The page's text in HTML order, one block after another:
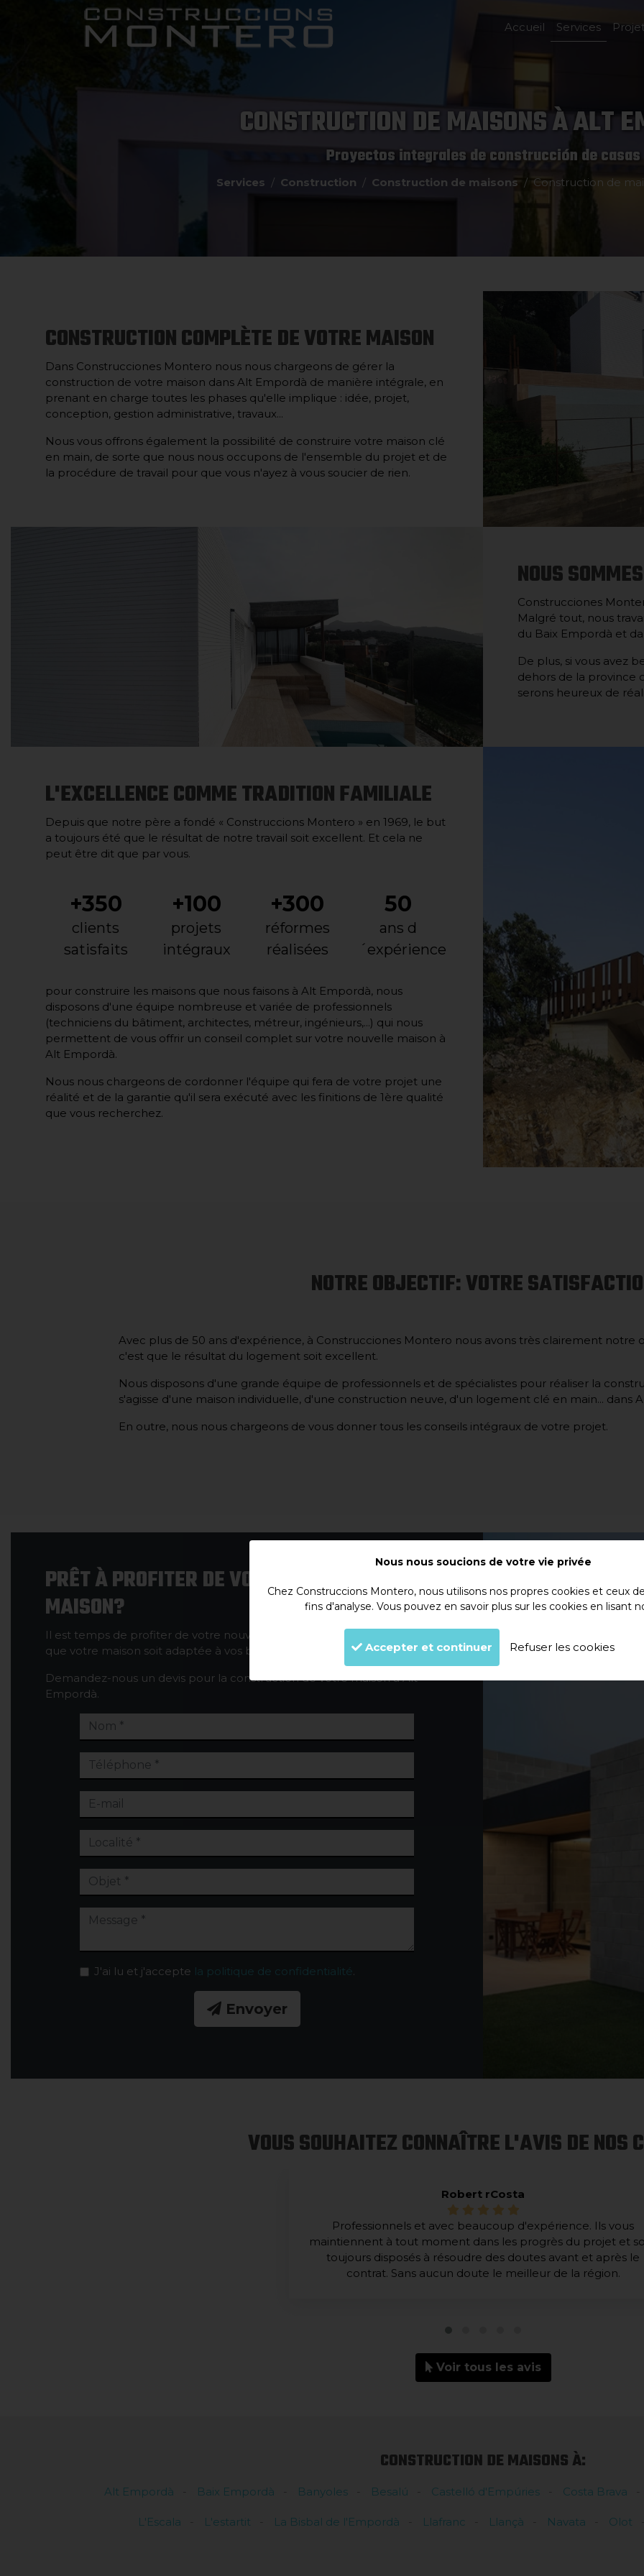
Accueil Services
CONSTRUCTION DE MAISONS À ALT
Proyectos integrales de construcción de casas
Services Construction Construction de maisons Construction de
CONSTRUCTION COMPLÈTE DE VOTRE MAISON
Dans Construcciones Montero nous nous chargeons de gérer la
construction de votre maison dans Alt Empordà de manière intégrale, en
prenant en charge toutes les phases qu'elle implique : idée, projet,
conception, gestion administrative, travaux...
Nous vous offrons également la possibilité de construire votre maison clé
en main, de sorte que nous nous occupons de l'ensemble du projet et de
la procédure de travail pour que vous n'ayez à vous soucier de rien.
NOUS
Construcciones
Malgré tout, nous
du Baix Empordà et
De plus, si vous avez
dehors de la province
serons heureux de
L'EXCELLENCE COMME TRADITION FAMILIALE
Depuis que notre père a fondé « Construccions Montero » en 1969, le but
a toujours été que le résultat de notre travail soit excellent. Et cela ne
peut être dit que par vous.
+350
clients
satisfaits
+100
projets
intégraux
+300
réformes
réalisées
50
ans d
´expérience
pour construire les maisons que nous faisons à Alt Empordà, nous
disposons d'une équipe nombreuse et variée de professionnels
(techniciens du bâtiment, architectes, métreur, ingénieurs,...) qui nous
permettent de vous offrir un conseil complet sur votre nouvelle maison à
Alt Empordà.
Nous nous chargeons de cordonner l'équipe qui fera de votre projet une
réalité et de la garantie qu'il sera exécuté avec les finitions de 1ère qualité
que vous recherchez.
NOTRE OBJECTIF: VOTRE
Avec plus de 50 ans d'expérience, à Construcciones Montero nous avons très clairement notre
c'est que le résultat du logement soit excellent.
Nous disposons d'une grande équipe de professionnels et de spécialistes pour réaliser la
s'agisse d'une maison individuelle, d'une construction neuve, d'un logement clé en main... dans
En outre, nous nous chargeons de vous donner tous les conseils intégraux de votre projet.
PRÊT À PROFITER DE VOTRE NOUVELLE
MAISON?
Il est temps de profiter de votre nouvelle maison. Nous veillerons à ce
que votre maison soit adaptée à vos besoins quotidiens.
Demandez-nous un devis pour la construction de votre maison à Alt
Empordà.
J'ai lu et j'accepte la politique de confidentialité.
Envoyer
VOUS SOUHAITEZ CONNAÎTRE L'AVIS DE NOS
Robert rCosta
Professionnels et avec beaucoup d'expérience. Ils vous
maintiennent à tout moment dans les progrès du projet et
toujours disposés à résoudre des doutes avant et après le
contrat. Sans aucun doute le meilleur de la région.
Voir tous les avis
CONSTRUCTION DE MAISONS À:
Alt Empordà Baix Empordà Banyoles Besalú Castelló d'Empúries Costa Brava
L'Escala L'estartit La Bisbal de l'Empordà Llafranc Llançà Navata Olot
Nous nous soucions de votre vie privée
Chez Construccions Montero, nous utilisons nos propres cookies et ceux
fins d'analyse. Vous pouvez en savoir plus sur les cookies en lisant
Accepter et continuer Refuser les cookies